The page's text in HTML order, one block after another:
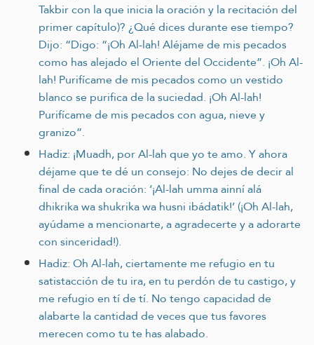
Takbir con la que inicia la oración y la recitación del
primer capítulo)? ¿Qué dices durante ese tiempo?
Dijo: “Digo: “¡Oh Al-lah! Aléjame de mis pecados
como has alejado el Oriente del Occidente”. ¡Oh Al-
lah! Purifícame de mis pecados como un vestido
blanco se purifica de la suciedad. ¡Oh Al-lah!
Purifícame de mis pecados con agua, nieve y
granizo”.
Hadiz: ¡Muadh, por Al-lah que yo te amo. Y ahora
déjame que te dé un consejo: No dejes de decir al
final de cada oración: ‘¡Al-lah umma ainní alá
dhikrika wa shukrika wa husni ibádatik!’ (¡Oh Al-lah,
ayúdame a mencionarte, a agradecerte y a adorarte
con sinceridad!).
Hadiz: Oh Al-lah, ciertamente me refugio en tu
satistacción de tu ira, en tu perdón de tu castigo, y
me refugio en tí de tí. No tengo capacidad de
alabarte la cantidad de veces que tus favores
merecen como tu te has alabado.